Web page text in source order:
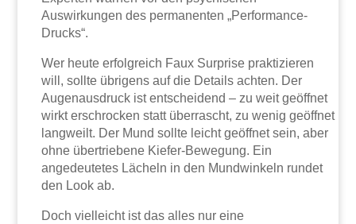
Auswirkungen des permanenten „Performance-
Drucks“.
Wer heute erfolgreich Faux Surprise praktizieren
will, sollte übrigens auf die Details achten. Der
Augenausdruck ist entscheidend – zu weit geöffnet
wirkt erschrocken statt überrascht, zu wenig geöffnet
langweilt. Der Mund sollte leicht geöffnet sein, aber
ohne übertriebene Kiefer-Bewegung. Ein
angedeutetes Lächeln in den Mundwinkeln rundet
den Look ab.
Doch vielleicht ist das alles nur eine